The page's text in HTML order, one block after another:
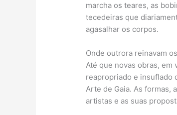
marcha os teares, as
tecedeiras que
agasalhar os corpos.
Onde outrora reinavam
Até que novas obras, em
reapropriado e insuflado
Arte de Gaia. As formas,
artistas e as suas